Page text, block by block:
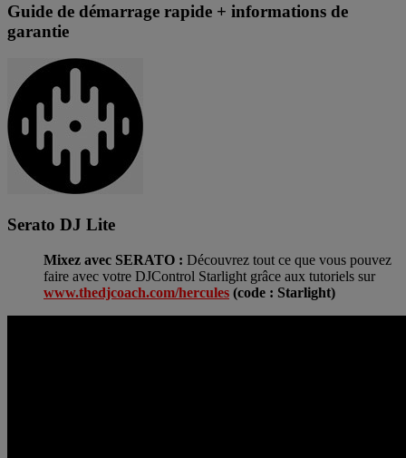
Guide de démarrage rapide + informations de
garantie
Serato DJ Lite
Mixez avec SERATO : Découvrez tout ce que vous pouvez
faire avec votre DJControl Starlight grâce aux tutoriels sur
www.thedjcoach.com/hercules (code : Starlight)